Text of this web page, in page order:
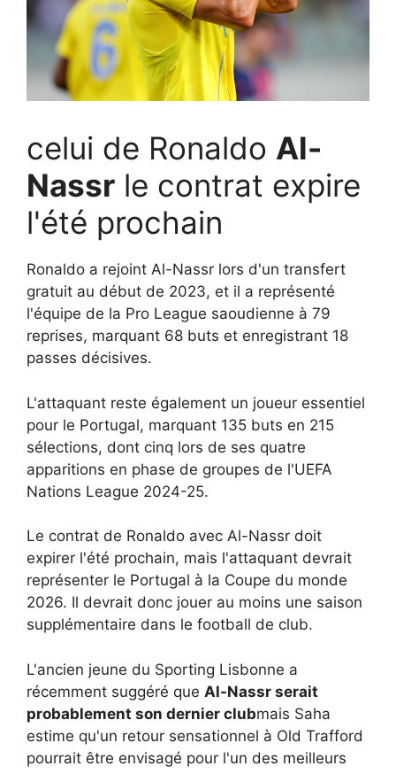
celui de Ronaldo Al-
Nassr le contrat expire
l'été prochain
Ronaldo a rejoint Al-Nassr lors d'un transfert
gratuit au début de 2023, et il a représenté
l'équipe de la Pro League saoudienne à 79
reprises, marquant 68 buts et enregistrant 18
passes décisives.
L'attaquant reste également un joueur essentiel
pour le Portugal, marquant 135 buts en 215
sélections, dont cinq lors de ses quatre
apparitions en phase de groupes de l'UEFA
Nations League 2024-25.
Le contrat de Ronaldo avec Al-Nassr doit
expirer l'été prochain, mais l'attaquant devrait
représenter le Portugal à la Coupe du monde
2026. Il devrait donc jouer au moins une saison
supplémentaire dans le football de club.
L'ancien jeune du Sporting Lisbonne a
récemment suggéré que Al-Nassr serait
probablement son dernier clubmais Saha
estime qu'un retour sensationnel à Old Trafford
pourrait être envisagé pour l'un des meilleurs